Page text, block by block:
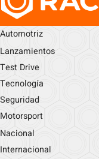
Automotriz
Lanzamientos
Test Drive
Tecnología
Seguridad
Motorsport
Nacional
Internacional